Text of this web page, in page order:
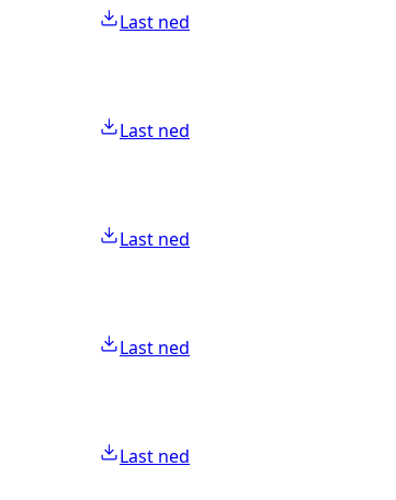
Last ned
Last ned
Last ned
Last ned
Last ned